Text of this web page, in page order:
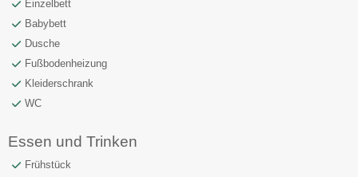
Einzelbett
Babybett
Dusche
Fußbodenheizung
Kleiderschrank
WC
Essen und Trinken
Frühstück